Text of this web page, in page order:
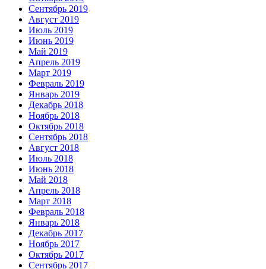
Сентябрь 2019
Август 2019
Июль 2019
Июнь 2019
Май 2019
Апрель 2019
Март 2019
Февраль 2019
Январь 2019
Декабрь 2018
Ноябрь 2018
Октябрь 2018
Сентябрь 2018
Август 2018
Июль 2018
Июнь 2018
Май 2018
Апрель 2018
Март 2018
Февраль 2018
Январь 2018
Декабрь 2017
Ноябрь 2017
Октябрь 2017
Сентябрь 2017